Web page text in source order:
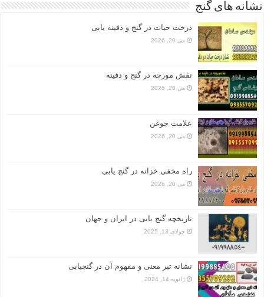
نشانه های گنج
درخت حیات در گنج و دفینه یابی
می 20, 2026
نقش مورچه در گنج و دفینه
می 20, 2026
علامت جوغن
می 20, 2026
راه مخفی خزانه در گنج یابی
می 20, 2026
تاریخچه گنج‌ یابی در ایران و جهان
جولای 13, 2025
نشانه تبر معنی و مفهوم آن در گنجیابی
ژانویه 14, 2024